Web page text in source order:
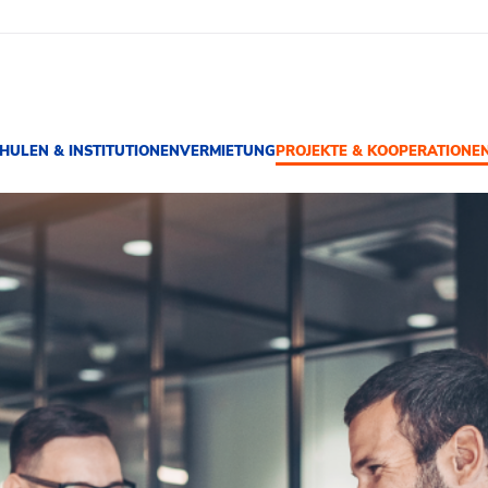
& INSTITUTIONENVERMIETUNGPROJEKTE &